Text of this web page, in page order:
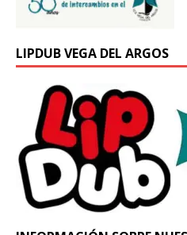
LIPDUB VEGA DEL ARGOS